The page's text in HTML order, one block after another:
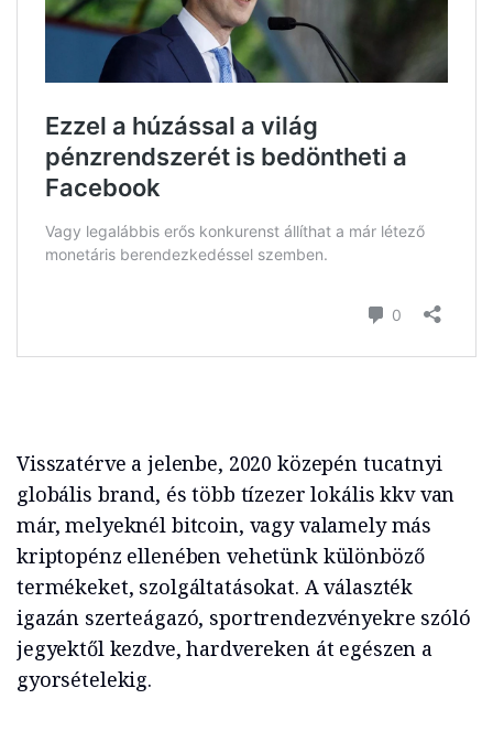
Visszatérve a jelenbe, 2020 közepén tucatnyi
globális brand, és több tízezer lokális kkv van
már, melyeknél bitcoin, vagy valamely más
kriptopénz ellenében vehetünk különböző
termékeket, szolgáltatásokat. A választék
igazán szerteágazó, sportrendezvényekre szóló
jegyektől kezdve, hardvereken át egészen a
gyorsételekig.